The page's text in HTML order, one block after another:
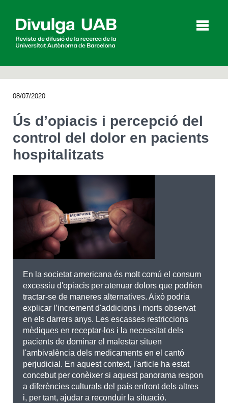
Agenda
CERCAR
08/07/2020
Ús d’opiacis i percepció del
control del dolor en pacients
hospitalitzats
En la societat americana és molt comú el consum
excessiu d'opiacis per atenuar dolors que podrien
tractar-se de maneres alternatives. Això podria
explicar l’increment d'addicions i morts observat
en els darrers anys. Les escasses restriccions
mèdiques en receptar-los i la necessitat dels
pacients de dominar el malestar situen
l'ambivalència dels medicaments en el cantó
perjudicial. En aquest context, l'article ha estat
concebut per conèixer si aquest panorama respon
a diferències culturals del país enfront dels altres
i, per tant, ajudar a reconduir la situació.